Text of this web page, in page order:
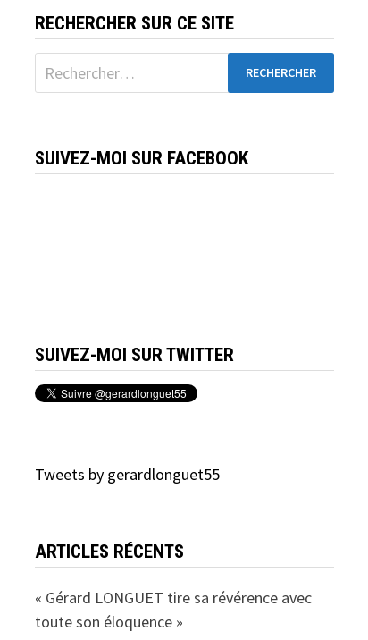
RECHERCHER SUR CE SITE
Rechercher :
SUIVEZ-MOI SUR FACEBOOK
SUIVEZ-MOI SUR TWITTER
Tweets by gerardlonguet55
ARTICLES RÉCENTS
« Gérard LONGUET tire sa révérence avec
toute son éloquence »